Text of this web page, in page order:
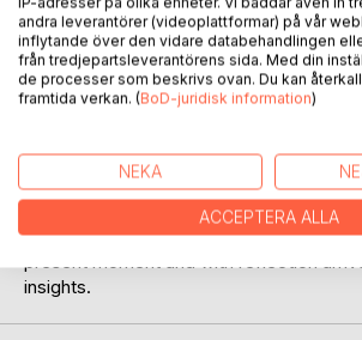
BESKRIVNING
Like life, this collection of poetry
of joys and sorrows, captured in verbal
merging physics and metaphysics in a
poems often take their stance in an
present moment and with reflection
insights.
andra leverantörer (videoplattformar) på vår
inflytande över den vidare databehandlingen
från tredjepartsleverantörens sida. Med din
de processer som beskrivs ovan. Du kan
framtida verkan. (BoD-juridisk information)
NEKA
ACCEPTERA ALLA